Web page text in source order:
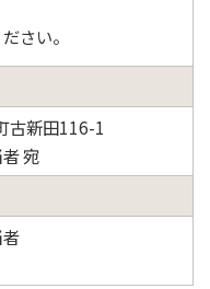
さい。
古新田116-1
宛